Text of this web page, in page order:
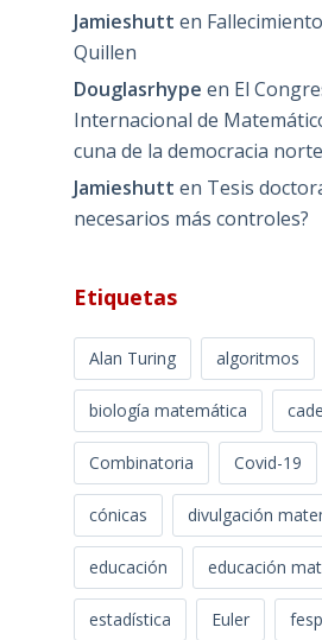
Jamieshutt en
Quillen
Douglasrhype en El
Internacional de
cuna de la democracia
Jamieshutt en Tesis
necesarios más controles?
Etiquetas
Alan Turing algoritmos
biología matemática
Combinatoria Covid-19
cónicas divulgación
educación educación
estadística Euler